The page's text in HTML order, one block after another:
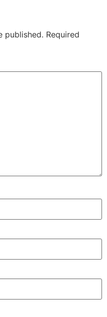
published. Required